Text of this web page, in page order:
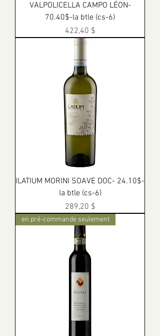
VALPOLICELLA CAMPO LÉON-
70.40$-la btle (cs-6)
Prix
422,40 $
ILATIUM MORINI SOAVE DOC- 24.10$-
la btle (cs-6)
Prix
289,20 $
en pré-commande seulement